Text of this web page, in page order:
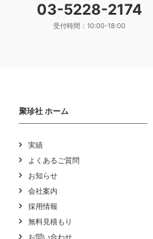
03-5228-2174
受付時間：10:00-18:00
聚珍社 ホーム
実績
よくあるご質問
お知らせ
会社案内
採用情報
無料見積もり
お問い合わせ